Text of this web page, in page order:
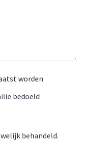
worden
bedoeld
behandeld.